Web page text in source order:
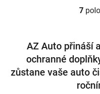
7
AZ Auto přináší
ochranné
zůstane vaše auto